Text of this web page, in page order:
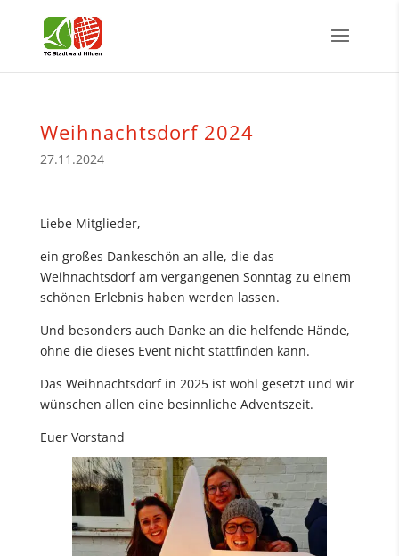
Weihnachtsdorf 2024
27.11.2024
Liebe Mitglieder,
ein großes Dankeschön an alle, die das
Weihnachtsdorf am vergangenen Sonntag zu einem
schönen Erlebnis haben werden lassen.
Und besonders auch Danke an die helfende Hände,
ohne die dieses Event nicht stattfinden kann.
Das Weihnachtsdorf in 2025 ist wohl gesetzt und wir
wünschen allen eine besinnliche Adventszeit.
Euer Vorstand